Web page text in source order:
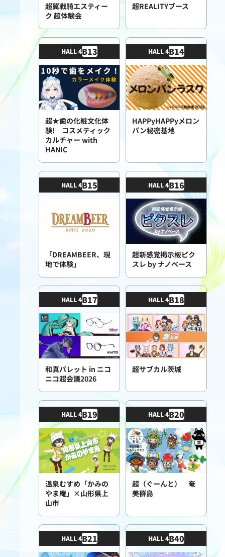
超翼戦騎エスティー
ク 超体験会
超REALITYブース
HALL 4B13
超★歯の化粧文化体
験! コスメティック
カルチャー with
HANIC
HALL 4B14
HAPPyHAPPyメロン
パン秘密基地
HALL 4B15
「DREAMBEER、現
地で体験」
HALL 4B16
超新感覚掲示板ピク
スレ by ナノベース
HALL 4B17
和真パレット in ニコ
ニコ超会議2026
HALL 4B18
超サブカル茨城
HALL 4B19
温泉むすめ「かみの
やま庵」×山形県上
山市
HALL 4B20
超（ぐーんと） 奄
美群島
HALL 4B21 HALL 4B40